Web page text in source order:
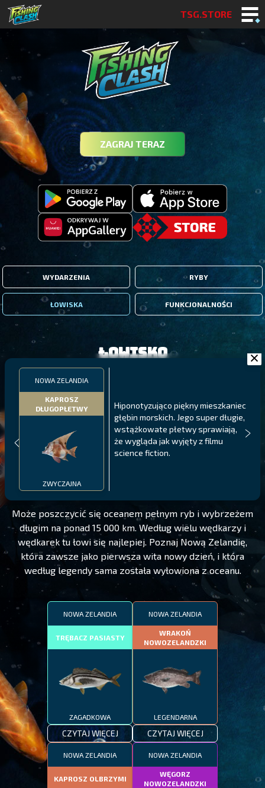
TSG.STORE
ZAGRAJ TERAZ
WYDARZENIA RYBY
ŁOWISKA FUNKCJONALNOŚCI
NOWA ZELANDIA
KAPROSZ
DŁUGOPŁETWY
ZWYCZAJNA
Hiponotyzująco piękny mieszkaniec
głębin morskich. Jego super długie,
wstążkowate płetwy sprawiają,
że wygląda jak wyjęty z filmu
science fiction.
Łowisko
Może poszczycić się oceanem pełnym ryb i wybrzeżem
długim na ponad 15 000 km. Według wielu wędkarzy i
wędkarek tu łowi się najlepiej. Poznaj Nową Zelandię,
która zawsze jako pierwsza wita nowy dzień, i która
według legendy sama została wyłowiona z oceanu.
NOWA ZELANDIA
TRĘBACZ PASIASTY
ZAGADKOWA
CZYTAJ WIĘCEJ
NOWA ZELANDIA
WRAKOŃ
NOWOZELANDZKI
LEGENDARNA
CZYTAJ WIĘCEJ
NOWA ZELANDIA
KAPROSZ OLBRZYMI
NOWA ZELANDIA
WĘGORZ
NOWOZELANDZKI